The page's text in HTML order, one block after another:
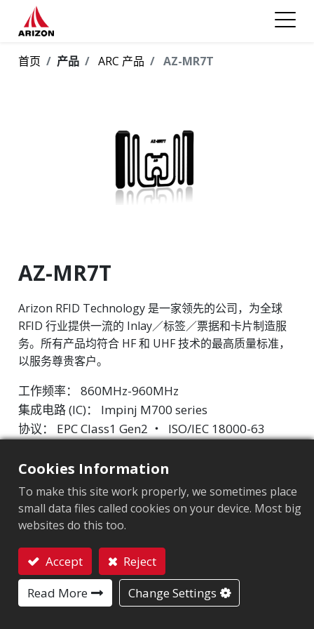
首页 产品 ARC 产品 AZ-MR7T
AZ-MR7T
Arizon RFID Technology 是一家领先的公司，为全球
RFID 行业提供一流的 Inlay／标签／票据和卡片制造服
务。所有产品均符合 HF 和 UHF 技术的最高质量标准，
以服务尊贵客户。
工作频率： 860MHz-960MHz
集成电路 (IC)： Impinj M700 series
协议： EPC Class1 Gen2 ‧ ISO/IEC 18000-63
市场细分:工业制造
芯片:Impinj M700 Series
天线尺寸（mm）:42x24
EPC內存:128 bits/96 bits
用户內存:0/32 bits
Cookies Information
To make this site work properly, we sometimes place
small data files called cookies on your device. Most big
websites do this too.
Accept
Reject
Read More
Change Settings